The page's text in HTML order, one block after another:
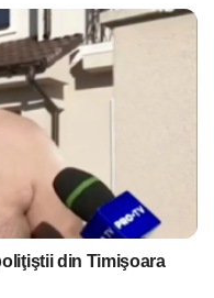
din Timişoara